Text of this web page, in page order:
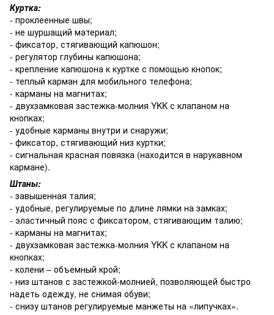
Куртка:
- проклеенные швы;
- не шуршащий материал;
- фиксатор, стягивающий капюшон;
- регулятор глубины капюшона;
- крепление капюшона к куртке с помощью кнопок;
- теплый карман для мобильного телефона;
- карманы на магнитах;
- двухзамковая застежка-молния YKK с клапаном на
кнопках;
- удобные карманы внутри и снаружи;
- фиксатор, стягивающий низ куртки;
- сигнальная красная повязка (находится в нарукавном
кармане).
Штаны:
- завышенная талия;
- удобные, регулируемые по длине лямки на замках;
- эластичный пояс с фиксатором, стягивающим талию;
- карманы на магнитах;
- двухзамковая застежка-молния YKK с клапаном на
кнопках;
- колени – объемный крой;
- низ штанов с застежкой-молнией, позволяющей быстро
надеть одежду, не снимая обуви;
- снизу штанов регулируемые манжеты на «липучках».